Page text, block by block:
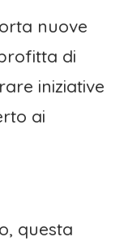
nuove
di
iniziative
ai
questa